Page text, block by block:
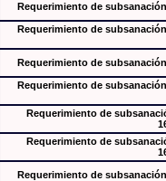
Requerimiento de
Requerimiento de
Requerimiento de
Requerimiento de
Requerimiento de
Requerimiento de
Requerimiento de